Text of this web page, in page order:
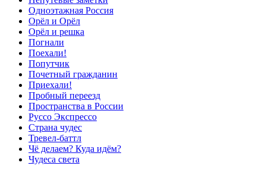
Одноэтажная Россия
Орёл и Орёл
Орёл и решка
Погнали
Поехали!
Попутчик
Почетный гражданин
Приехали!
Пробный переезд
Пространства в России
Руссо Экспрессо
Страна чудес
Тревел-баттл
Чё делаем? Куда идём?
Чудеса света